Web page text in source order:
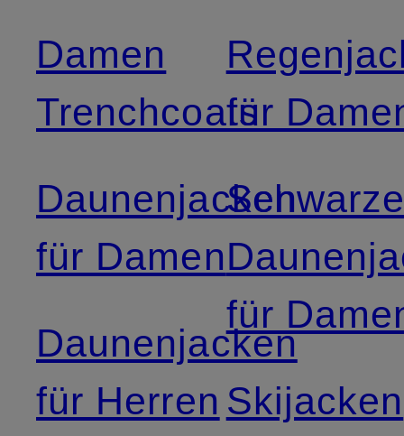
Damen
Trenchcoats
Daunenjacken
für Damen
Daunenjacken
für Herren
für
für
Skijacken